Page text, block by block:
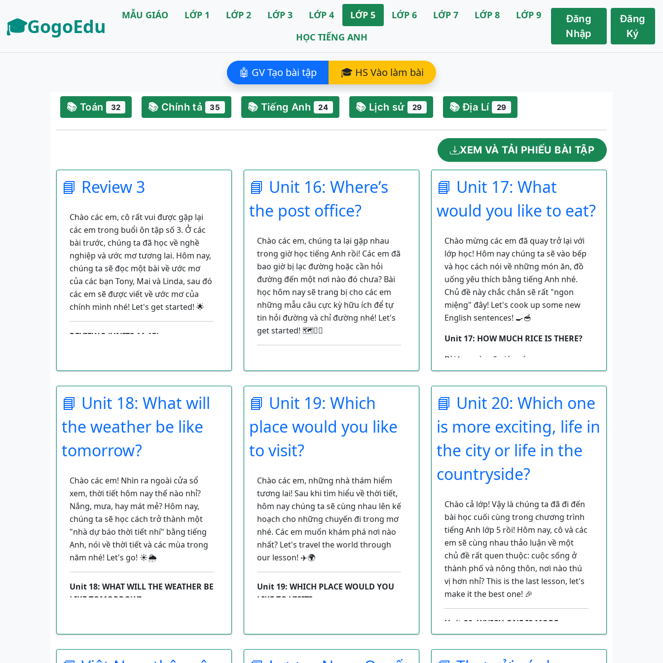
🎓GogoEdu MẪU GIÁO LỚP 1 LỚP 2 LỚP 3 LỚP 4 LỚP 5 LỚP 6 LỚP 7 LỚP 8
LỚP 9
HỌC TIẾNG ANH
Đăng
Nhập
Đăng
Ký
🤖 GV Tạo bài tập 🎓 HS Vào làm bài
📚 Toán 32 📚 Chính tả 35 📚 Tiếng Anh 24 📚 Lịch sử 29 📚 Địa Lí 29
XEM VÀ TẢI PHIẾU BÀI TẬP
📘 Review 3
Chào các em, cô rất vui được gặp lại
các em trong buổi ôn tập số 3. Ở các
bài trước, chúng ta đã học về nghề
nghiệp và ước mơ tương lai. Hôm nay,
chúng ta sẽ đọc một bài về ước mơ
của các bạn Tony, Mai và Linda, sau đó
các em sẽ được viết về ước mơ của
chính mình nhé! Let's get started! 🌟
REVIEW 3 (UNITS 11-15)
động chính:
đoạn văn và điền từ còn thiếu.
Write about you: Viết một đoạn
complete)
Đầu tiên, các em hãy đọc kỹ đoạn văn
dưới đây.
My name is Tony. I often read science
books and do sports in the gym. I
want to be strong and good at science
because I would like to be apilot. I
want to fly planes. My friends Mai and
Linda like different things. Mai often
stories for children. Linda often draws
pictures in her free time. She would
📘 Unit 16: Where’s
the post office?
Chào các em, chúng ta lại gặp nhau
trong giờ học tiếng Anh rồi! Các em đã
bao giờ bị lạc đường hoặc cần hỏi
đường đến một nơi nào đó chưa? Bài
học hôm nay sẽ trang bị cho các em
những mẫu câu cực kỳ hữu ích để tự
tin hỏi đường và chỉ đường nhé! Let's
get started! 🗺️🚶‍♀️
Unit 16: WHERE’S
THE POST OFFICE?
Trong bài học này, chúng ta sẽ học
cách:
điểm và phương hướng (chỉ
đường).
Hỏi và trả lời các câu hỏi về
phương tiện di chuyển.
1. Từ vựng (New
Words)
📘 Unit 17: What
would you like to eat?
Chào mừng các em đã quay trở lại với
lớp học! Hôm nay chúng ta sẽ vào bếp
và học cách nói về những món ăn, đồ
uống yêu thích bằng tiếng Anh nhé.
Chủ đề này chắc chắn sẽ rất "ngon
miệng" đây! Let's cook up some new
English sentences! 🍳🥣
Unit 17: HOW MUCH RICE IS THERE?
Bài học này sẽ giúp các em:
và đồ uống.
1. Từ vựng (New Words)
Hãy cùng học tên một số loại đồ ăn,
Sausage : /ˈsɔː.sɪdʒ/ - Xúc xích 🌭
Biscuit: /ˈbɪs.kɪt/ - Bánh quy 🍪
Meat: /miːt/ - Thịt 🥩
Bread : /bred/ - Bánh mì 🍞
Rice: /raɪs/ - Cơm 🍚
Juice: /dʒuːs/ - Nước ép 🧃
📘 Unit 18: What will
the weather be like
tomorrow?
Chào các em! Nhìn ra ngoài cửa sổ
xem, thời tiết hôm nay thế nào nhỉ?
Nắng, mưa, hay mát mẻ? Hôm nay,
chúng ta sẽ học cách trở thành một
"nhà dự báo thời tiết nhí" bằng tiếng
Anh, nói về thời tiết và các mùa trong
năm nhé! Let's go! ☀️🌦️
Unit 18: WHAT WILL THE WEATHER BE
LIKE TOMORROW?
cách:
📘 Unit 19: Which
place would you like
to visit?
Chào các em, những nhà thám hiểm
tương lai! Sau khi tìm hiểu về thời tiết,
hôm nay chúng ta sẽ cùng nhau lên kế
hoạch cho những chuyến đi trong mơ
nhé. Các em muốn khám phá nơi nào
nhất? Let's travel the world through
our lesson! ✈️🌍
Unit 19: WHICH PLACE WOULD YOU
LIKE TO VISIT?
cách:
📘 Unit 20: Which one
is more exciting, life in
the city or life in the
countryside?
Chào cả lớp! Vậy là chúng ta đã đi đến
bài học cuối cùng trong chương trình
tiếng Anh lớp 5 rồi! Hôm nay, cô và các
em sẽ cùng nhau thảo luận về một
chủ đề rất quen thuộc: cuộc sống ở
thành phố và nông thôn, nơi nào thú
vị hơn nhỉ? This is the last lesson, let's
make it the best one! 🎉
Unit 20: WHICH ONE IS MORE
EXCITING, LIFE IN THE CITY OR LIFE
IN THE COUNTRYSIDE?